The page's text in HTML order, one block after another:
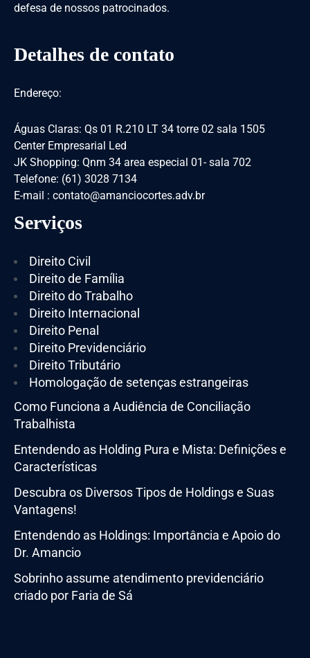
defesa de nossos patrocinados.
Detalhes de contato
Endereço:
Águas Claras: Qs 01 R.210 LT 34 torre 02 sala 1505
Center Empresarial Led
JK Shopping: Qnm 34 area especial 01- sala 702
Telefone: (61) 3028 7134
E-mail : contato@amanciocortes.adv.br
Serviços
Direito Civil
Direito de Família
Direito do Trabalho
Direito Internacional
Direito Penal
Direito Previdenciário
Direito Tributário
Homologação de setenças estrangeiras
Como Funciona a Audiência de Conciliação
Trabalhista
Entendendo as Holding Pura e Mista: Definições e
Características
Descubra os Diversos Tipos de Holdings e Suas
Vantagens!
Entendendo as Holdings: Importância e Apoio do
Dr. Amancio
Sobrinho assume atendimento previdenciário
criado por Faria de Sá